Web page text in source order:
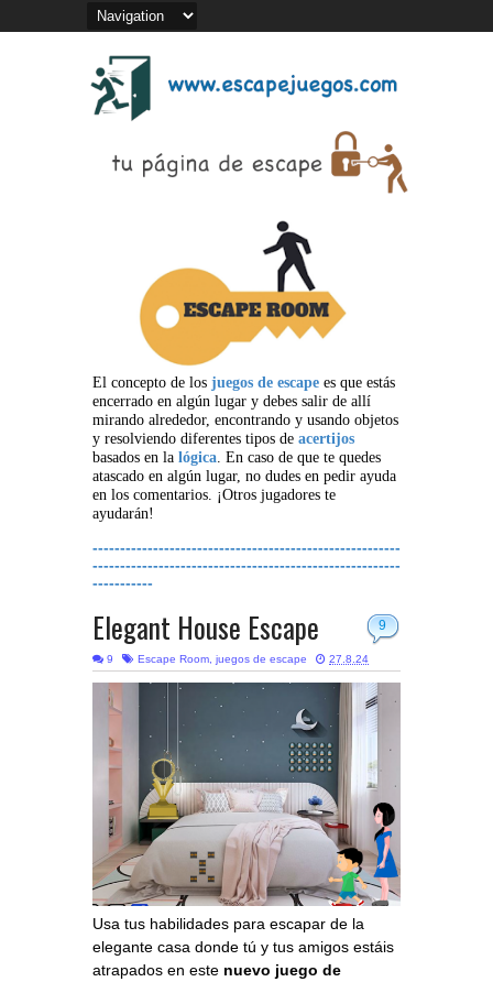
El concepto de los juegos de escape es que estás
encerrado en algún lugar y debes salir de allí
mirando alrededor, encontrando y usando objetos
y resolviendo diferentes tipos de acertijos
basados en la lógica. En caso de que te quedes
atascado en algún lugar, no dudes en pedir ayuda
en los comentarios. ¡Otros jugadores te
ayudarán!
--------------------------------------------------------
--------------------------------------------------------
-----------
9
Elegant House Escape
9 Escape Room, juegos de escape 27.8.24
Usa tus habilidades para escapar de la
elegante casa donde tú y tus amigos estáis
atrapados en este nuevo juego de